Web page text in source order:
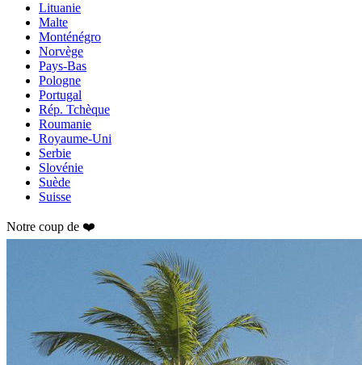
Lituanie
Malte
Monténégro
Norvège
Pays-Bas
Pologne
Portugal
Rép. Tchèque
Roumanie
Royaume-Uni
Serbie
Slovénie
Suède
Suisse
Notre coup de ❤️